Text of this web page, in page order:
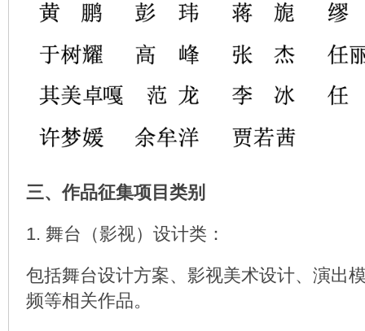
三、作品征集项目类别
1. 舞台（影视）设计类：
包括舞台设计方案、影视美术设计、演出
频等相关作品。